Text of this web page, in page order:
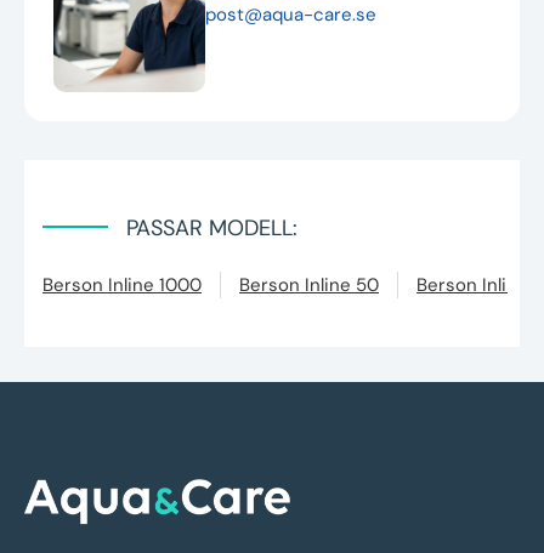
post@aqua-care.se
PASSAR MODELL:
Berson Inline 1000 Berson Inline 50 Berson Inline